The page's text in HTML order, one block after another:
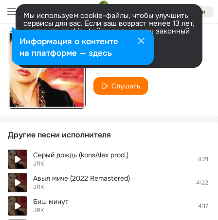
Войти
Мы используем cookie-файлы, чтобы улучшить
сервисы для вас. Если ваш возраст менее 13 лет,
настроить cookie-файлы должен ваш законный
представитель. Больше информации
Разрешить все Настроить
Остановка сердца
JRK
Слушать
Другие песни исполнителя
Серый дождь (konsAlex prod.)
JRK
4:21
Авыл миче (2022 Remastered)
JRK
4:22
Биш минут
JRK
4:17
Информация о контенте
на платформе — здесь